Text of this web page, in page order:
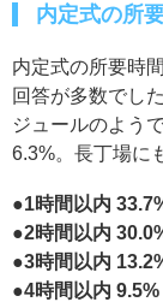
内定式の所
内定式の所要時
回答が多数でし
ジュールのよう
6.3%。長丁場に
●1時間以内
●2時間以内
●3時間以内
●4時間以内 9.5%